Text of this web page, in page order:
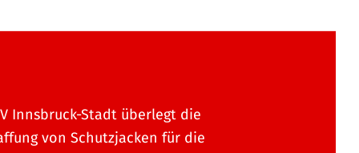
Innsbruck-Stadt überlegt die
von Schutzjacken für die